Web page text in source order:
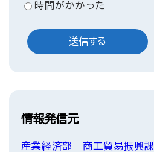
時間がかかった
情報発信元
産業経済部 商工貿易振興課